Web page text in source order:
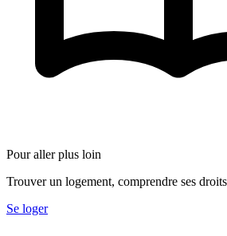
Pour aller plus loin
Trouver un logement, comprendre ses
Se loger